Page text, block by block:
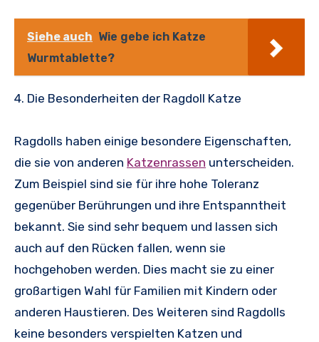
Siehe auch Wie gebe ich Katze
Wurmtablette?
4. Die Besonderheiten der Ragdoll Katze
Ragdolls haben einige besondere Eigenschaften,
die sie von anderen Katzenrassen unterscheiden.
Zum Beispiel sind sie für ihre hohe Toleranz
gegenüber Berührungen und ihre Entspanntheit
bekannt. Sie sind sehr bequem und lassen sich
auch auf den Rücken fallen, wenn sie
hochgehoben werden. Dies macht sie zu einer
großartigen Wahl für Familien mit Kindern oder
anderen Haustieren. Des Weiteren sind Ragdolls
keine besonders verspielten Katzen und